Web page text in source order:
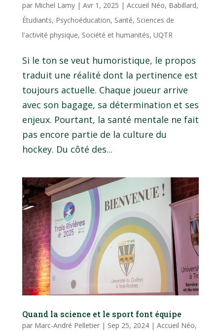
par Michel Lamy| Avr 1, 2025 | Accueil Néo, Babillard,
Étudiants, Psychoéducation, Santé, Sciences de
l'activité physique, Société et humanités, UQTR
Si le ton se veut humoristique, le propos
traduit une réalité dont la pertinence est
toujours actuelle. Chaque joueur arrive
avec son bagage, sa détermination et ses
enjeux. Pourtant, la santé mentale ne fait
pas encore partie de la culture du
hockey. Du côté des...
Quand la science et le sport font équipe
par Marc-André Pelletier| Sep 25, 2024| Accueil Néo,